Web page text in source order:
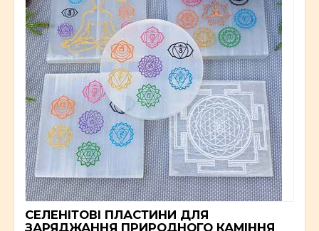
СЕЛЕНІТОВІ ПЛАСТИНИ ДЛЯ
ЗАРЯДЖАННЯ ПРИРОДНОГО КАМІННЯ